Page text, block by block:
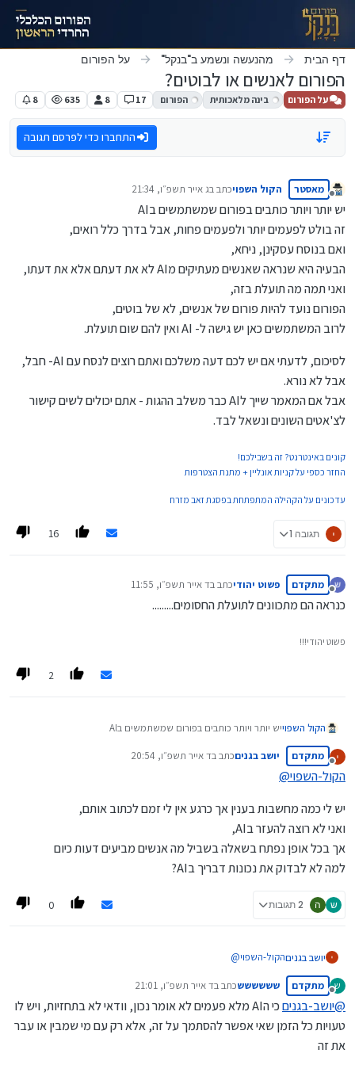
דילוג לתוכן
דף הבית מהנעשה ונשמע ב"בנקל" על הפורום
הפורום לאנשים או לבוטים?
על הפורום בינה מלאכותית הפורום 17
8
635
8
התחברו כדי לפרסם תגובה
מנותק
מאסטר הקול השפויכתב בג אייר תשפ״ו, 21:34
נערך לאחרונה על ידי
יש יותר ויותר כותבים בפורום שמשתמשים בAI
זה בולט לפעמים יותר ולפעמים פחות, אבל בדרך כלל רואים,
ואם בנוסח עסקינן, ניחא,
הבעיה היא שנראה שאנשים מעתיקים מAI לא את דעתם אלא את דעתו,
ואני תמה מה תועלת בזה,
הפורום נועד להיות פורום של אנשים, לא של בוטים,
לרוב המשתמשים כאן יש גישה ל- AI ואין להם שום תועלת.
לסיכום, לדעתי אם יש לכם דעה משלכם ואתם רוצים לנסח עם AI- חבל,
אבל לא נורא.
אבל אם המאמר שייך לAI כבר משלב ההגות - אתם יכולים לשים קישור
לצ'אטים השונים ונשאל לבד.
קונים באינטרנט? זה בשבילכם!
החזר כספי על קניות אונליין + מתנת הצטרפות
עדכונים על הקהילה המתפתחת בפסגת זאב מזרח
תגובה 1 16
מנותק
מתקדם פשוט יהודיכתב בד אייר תשפ״ו, 11:55
נערך לאחרונה על ידי
כנראה הם מתכוונים לתועלת החסומים.........
פשוט יהודי!!!
2
הקול השפוייש יותר ויותר כותבים בפורום שמשתמשים בAI
ואם בנוסח עסקינן, ניחא,
ואני תמה מה תועלת בזה,
הפורום נועד להיות פורום של אנשים, לא של בוטים,
לרוב המשתמשים כאן יש גישה ל- AI ואין להם שום תועלת.
חבל, אבל לא נורא.
קישור לצ'אטים השונים ונשאל לבד.
מנותק
מתקדם יושב בגניםכתב בד אייר תשפ״ו, 20:54
נערך לאחרונה על ידי
@הקול-השפוי
יש לי כמה מחשבות בענין אך כרגע אין לי זמם לכתוב אותם,
ואני לא רוצה להעזר בAI,
אך בכל אופן נפתח בשאלה בשביל מה אנשים מביעים דעות כיום
למה לא לבדוק את נכונות דבריך בAI?
ש ה 2 תגובות 0
יושב בגנים @הקול-השפוי
יש לי כמה מחשבות בענין אך כרגע אין לי זמם לכתוב אותם,
ואני לא רוצה להעזר בAI,
אך בכל אופן נפתח בשאלה בשביל מה אנשים מביעים דעות כיום
למה לא לבדוק את נכונות דבריך בAI?
ש
מנותק
מתקדם ששששששכתב בד אייר תשפ״ו, 21:01
נערך לאחרונה על ידי
@יושב-בגנים
כי הAI מלא פעמים לא אומר נכון, וודאי לא בתחזיות, ויש לו
טעויות כל הזמן שאי אפשר להסתמך על זה, אלא רק עם מי שמבין או עבר
את זה